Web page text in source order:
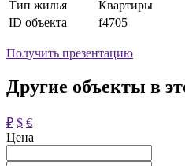
Тип жилья
Квартиры
ID объекта
f4705
Получить презентацию
Другие объекты в
₽ $ €
Цена